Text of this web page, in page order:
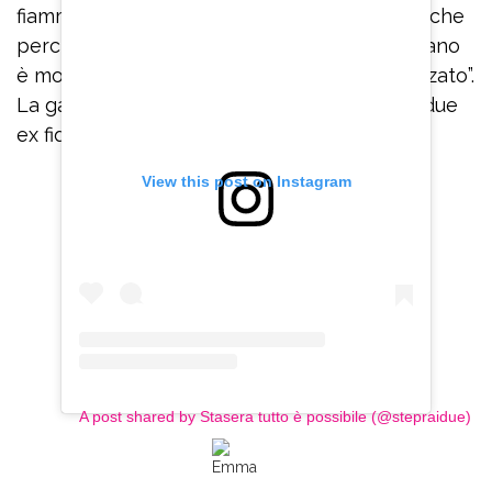
fiamma, amore…no. Solo un paio di calzini. Anche
perché ragazzi, ve lo posso assicurare, Stefano
è molto meglio come amico che come fidanzato”.
La gag si è conclusa con un abbraccio tra i due
ex fidanzati.
View this post on Instagram
A post shared by Stasera tutto è possibile (@stepraidue)
Emma